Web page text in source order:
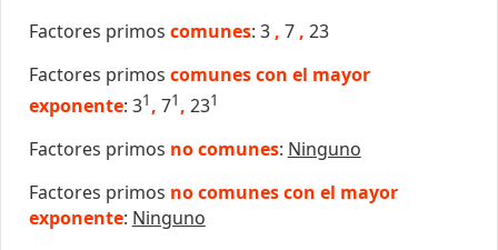
Factores primos comunes: 3 , 7 , 23
Factores primos comunes con el mayor
exponente: 31 , 71 , 231
Factores primos no comunes: Ninguno
Factores primos no comunes con el mayor
exponente: Ninguno